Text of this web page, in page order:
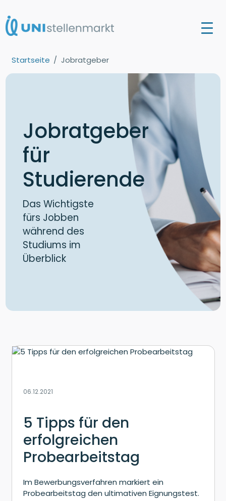
Startseite Jobratgeber
Jobratgeber
für
Studierende
Das Wichtigste
fürs Jobben
während des
Studiums im
Überblick
06.12.2021
5 Tipps für den
erfolgreichen
Probearbeitstag
Im Bewerbungsverfahren markiert ein
Probearbeitstag den ultimativen Eignungstest.